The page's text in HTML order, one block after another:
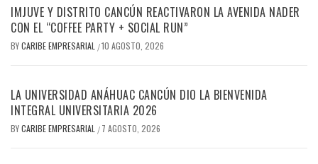
IMJUVE Y DISTRITO CANCÚN REACTIVARON LA AVENIDA NADER
CON EL “COFFEE PARTY + SOCIAL RUN”
BYCARIBE EMPRESARIAL /10 AGOSTO, 2026
LA UNIVERSIDAD ANÁHUAC CANCÚN DIO LA BIENVENIDA
INTEGRAL UNIVERSITARIA 2026
BYCARIBE EMPRESARIAL / 7 AGOSTO, 2026